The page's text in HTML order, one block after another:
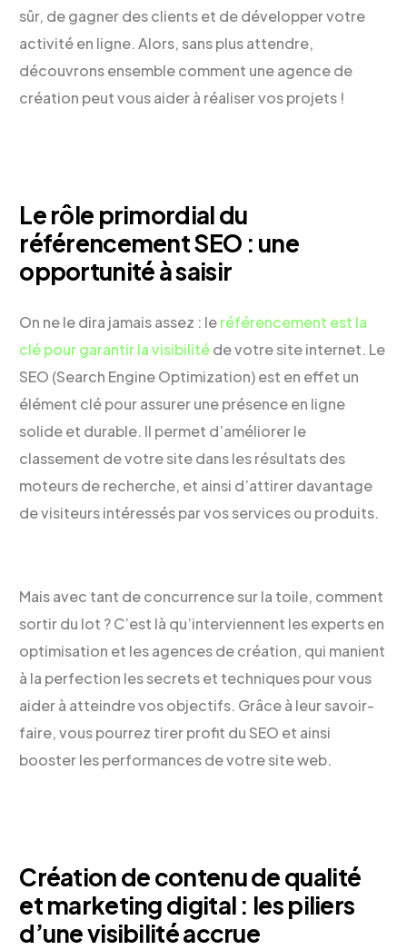
sûr, de gagner des clients et de développer votre
activité en ligne. Alors, sans plus attendre,
découvrons ensemble comment une agence de
création peut vous aider à réaliser vos projets !
Le rôle primordial du
référencement SEO : une
opportunité à saisir
On ne le dira jamais assez : leréférencement est la
clé pour garantir la visibilitéde votre site internet. Le
SEO (Search Engine Optimization) est en effet un
élément clé pour assurer une présence en ligne
solide et durable. Il permet d’améliorer le
classement de votre site dans les résultats des
moteurs de recherche, et ainsi d’attirer davantage
de visiteurs intéressés par vos services ou produits.
Mais avec tant de concurrence sur la toile, comment
sortir du lot ? C’est là qu’interviennent les experts en
optimisation et les agences de création, qui manient
à la perfection les secrets et techniques pour vous
aider à atteindre vos objectifs. Grâce à leur savoir-
faire, vous pourrez tirer profit du SEO et ainsi
booster les performances de votre site web.
Création de contenu de qualité
et marketing digital : les piliers
d’une visibilité accrue